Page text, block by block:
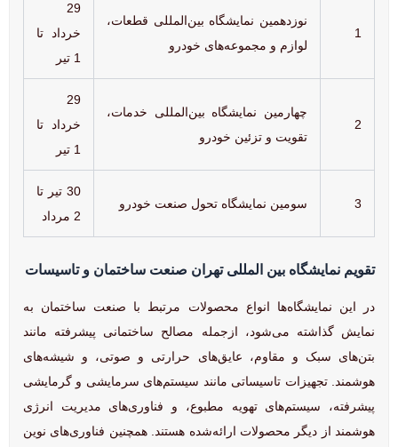
1
نوزدهمین نمایشگاه بین‌المللی قطعات،
لوازم و مجموعه‌های خودرو
29
خرداد تا
1 تیر
2
چهارمین نمایشگاه بین‌المللی خدمات،
تقویت و تزئین خودرو
29
خرداد تا
1 تیر
3 سومین نمایشگاه تحول صنعت خودرو
30 تیر تا
2 مرداد
تقویم نمایشگاه بین المللی تهران صنعت ساختمان و تاسیسات
در این نمایشگاه‌ها انواع محصولات مرتبط با صنعت ساختمان به
نمایش گذاشته می‌شود، ازجمله مصالح ساختمانی پیشرفته مانند
بتن‌های سبک و مقاوم، عایق‌های حرارتی و صوتی، و شیشه‌های
هوشمند. تجهیزات تاسیساتی مانند سیستم‌های سرمایشی و گرمایشی
پیشرفته، سیستم‌های تهویه مطبوع، و فناوری‌های مدیریت انرژی
هوشمند از دیگر محصولات ارائه‌شده هستند. همچنین فناوری‌های نوین